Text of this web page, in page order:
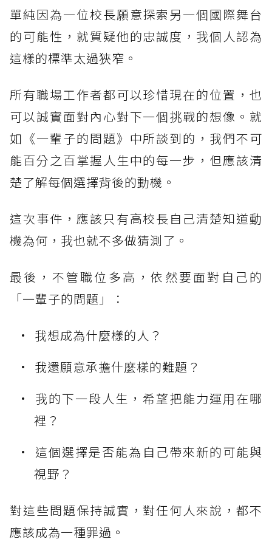
單純因為一位校長願意探索另一個國際舞台
的可能性，就質疑他的忠誠度，我個人認為
這樣的標準太過狹窄。
所有職場工作者都可以珍惜現在的位置，也
可以誠實面對內心對下一個挑戰的想像。就
如《一輩子的問題》中所談到的，我們不可
能百分之百掌握人生中的每一步，但應該清
楚了解每個選擇背後的動機。
這次事件，應該只有高校長自己清楚知道動
機為何，我也就不多做猜測了。
最後，不管職位多高，依然要面對自己的
「一輩子的問題」：
我想成為什麼樣的人？
我還願意承擔什麼樣的難題？
我的下一段人生，希望把能力運用在哪
裡？
這個選擇是否能為自己帶來新的可能與
視野？
對這些問題保持誠實，對任何人來說，都不
應該成為一種罪過。